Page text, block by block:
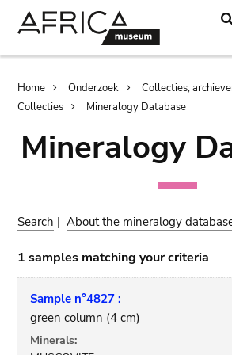
Breadcrumb
Home Onderzoek
Collecties,
Collecties
Mineralogy Database
Mineralogy
Search |About the mineralogy
1 samples matching your criteria
Sample n°4827 :
green column (4 cm)
Minerals: